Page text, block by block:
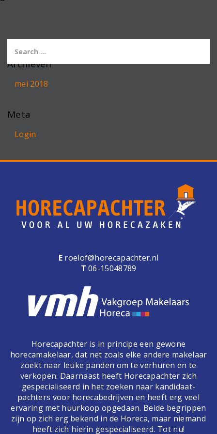
Archieven
mei 2018
Meta
Login
E roelof@horecapachter.nl
T 06-15048789
Horecapachter is in principe een gewone
horecamakelaar, dat net zoals elke andere makelaar
zoekt naar leuke panden om te verhuren en te
verkopen. Daarnaast heeft Horecapachter zich
gespecialiseerd in het zoeken naar kandidaat-
pachters voor horecabedrijven en heeft erg veel
ervaring met huurkoop opgedaan. Beide begrippen
zijn op zich erg bekend in de Horeca, maar niemand
heeft zich hierin gespecialiseerd. Tot nu!